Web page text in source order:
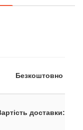
Безкоштовно
доставки: